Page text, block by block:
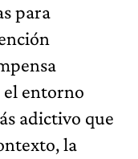
para
entorno
adictivo que
la